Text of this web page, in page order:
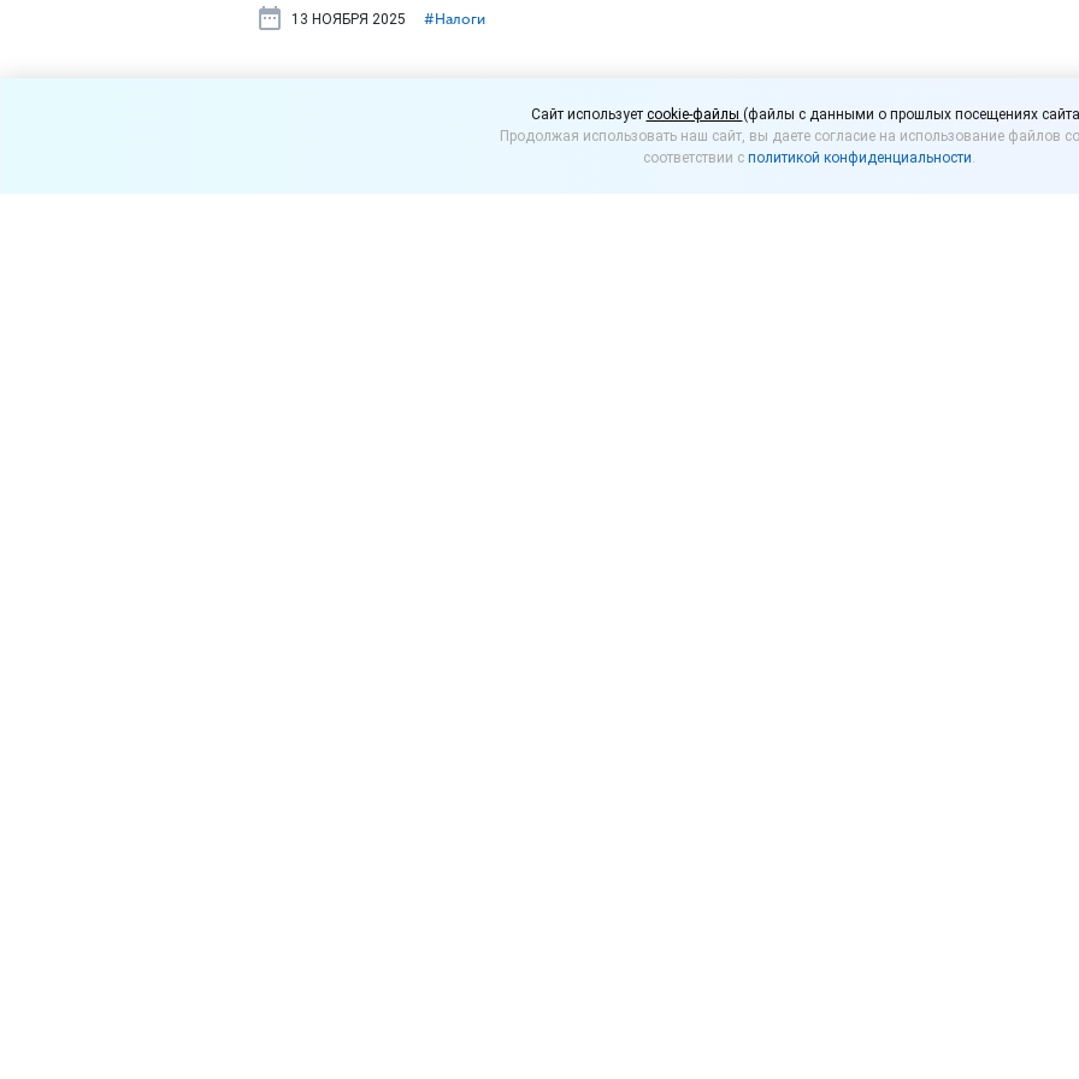
13 НОЯБРЯ 2025 #⁣Налоги
Установлен единый предельный
для исчисления страховых
Cайт использует cookie-файлы (файлы с данными о прошлых посещениях
Продолжая использовать наш сайт, вы даете согласие на использование файлов
соответствии с политикой конфиденциальности.